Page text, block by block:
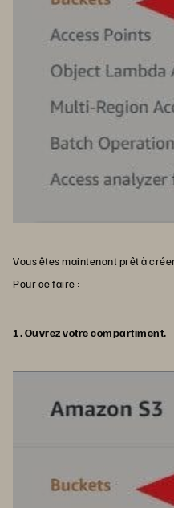
Vous êtes maintenant prêt à
Pour ce faire :
1. Ouvrez votre compartiment.